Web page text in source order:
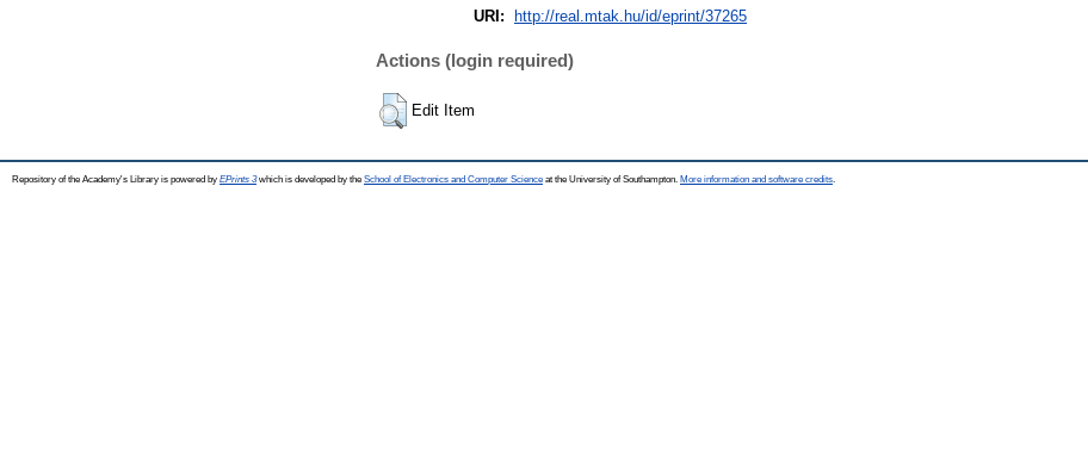
URI:
http://real.mtak.hu/id/eprint/37265
Actions (login required)
Edit Item
Repository of the Academy's Library is powered by EPrints 3which is developed by the School of Electronics and Computer Science at the University of Southampton. More information and software credits